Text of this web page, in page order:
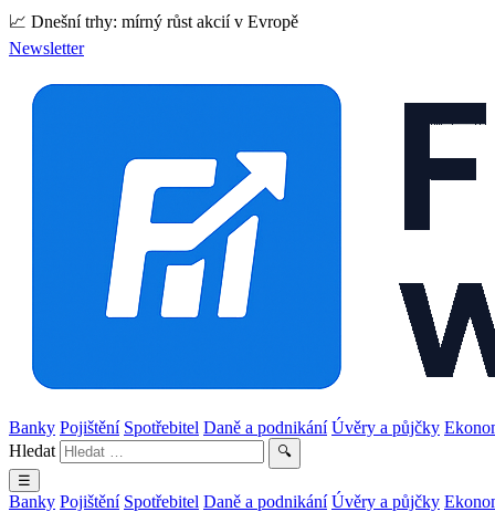
📈 Dnešní trhy: mírný růst akcií v Evropě
Newsletter
Banky Pojištění Spotřebitel Daně a podnikání Úvěry a půjčky
Hledat
🔍
☰
Banky Pojištění Spotřebitel Daně a podnikání Úvěry a půjčky